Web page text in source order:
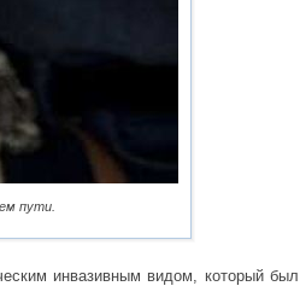
пути.
инвазивным видом, который был